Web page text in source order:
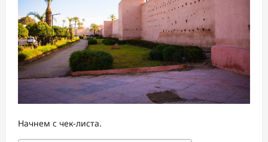
Начнем с чек-листа.